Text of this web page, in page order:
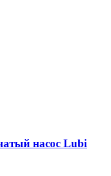
насос Lubi